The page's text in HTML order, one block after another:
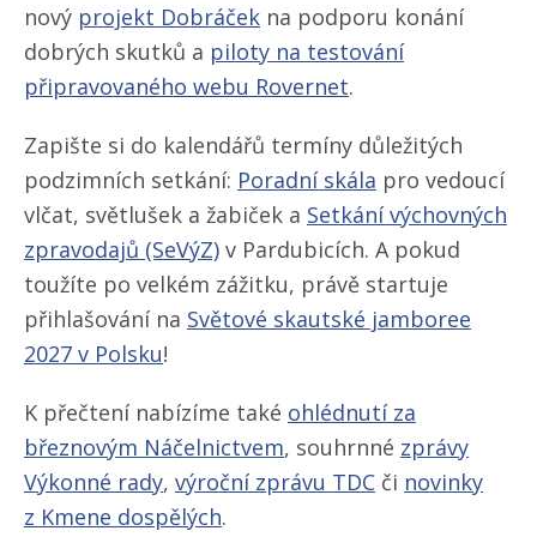
nový projekt Dobráček na podporu konání
dobrých skutků a piloty na testování
připravovaného webu Rovernet.
Zapište si do kalendářů termíny důležitých
podzimních setkání: Poradní skála pro vedoucí
vlčat, světlušek a žabiček a Setkání výchovných
zpravodajů (SeVýZ) v Pardubicích. A pokud
toužíte po velkém zážitku, právě startuje
přihlašování na Světové skautské jamboree
2027 v Polsku!
K přečtení nabízíme také ohlédnutí za
březnovým Náčelnictvem, souhrnné zprávy
Výkonné rady, výroční zprávu TDC či novinky
z Kmene dospělých.